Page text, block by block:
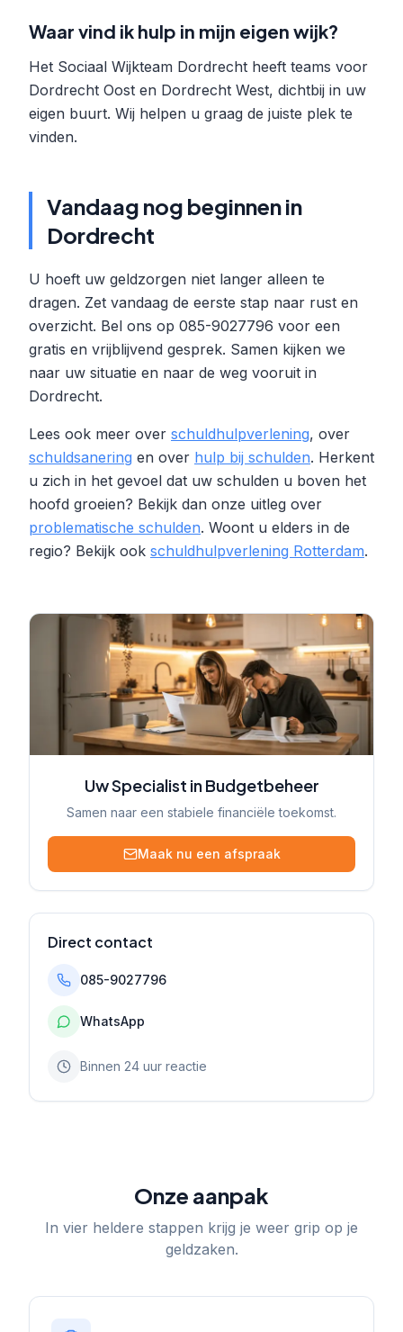
Waar vind ik hulp in mijn eigen wijk?
Het Sociaal Wijkteam Dordrecht heeft teams voor
Dordrecht Oost en Dordrecht West, dichtbij in uw
eigen buurt. Wij helpen u graag de juiste plek te
vinden.
Vandaag nog beginnen in
Dordrecht
U hoeft uw geldzorgen niet langer alleen te
dragen. Zet vandaag de eerste stap naar rust en
overzicht. Bel ons op 085-9027796 voor een
gratis en vrijblijvend gesprek. Samen kijken we
naar uw situatie en naar de weg vooruit in
Dordrecht.
Lees ook meer over schuldhulpverlening, over
schuldsanering en over hulp bij schulden. Herkent
u zich in het gevoel dat uw schulden u boven het
hoofd groeien? Bekijk dan onze uitleg over
problematische schulden. Woont u elders in de
regio? Bekijk ook schuldhulpverlening Rotterdam.
Uw Specialist in Budgetbeheer
Samen naar een stabiele financiële toekomst.
Maak nu een afspraak
Direct contact
085-9027796
WhatsApp
Binnen 24 uur reactie
Onze aanpak
In vier heldere stappen krijg je weer grip op je
geldzaken.